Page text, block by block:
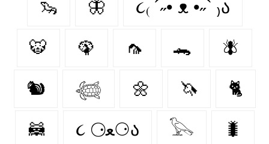
🦦 🦋 ૮₍ ´˶• ᴥ •˶` ₎ა
🐯 🦚 🦟 🐊 🪰
🐿️ 𓆉 🌼 🦄 🐈‍
🦝 ૮ ⚆ﻌ⚆ა 𓅂 🐛